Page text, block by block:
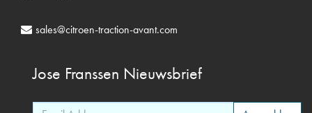
sales@citroen-traction-avant.com
Jose Franssen Nieuwsbrief